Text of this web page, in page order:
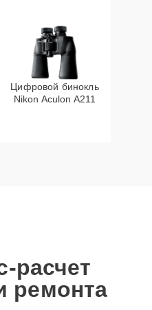
Цифровой бинокль
Nikon Aculon A211
расчет
ремонта